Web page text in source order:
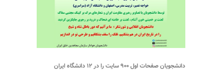
دانشجویان صفحات اول ۹۰۰ سایت را در ۱۲ دانشگاه ایران